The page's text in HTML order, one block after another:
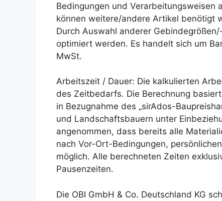
Bedingungen und Verarbeitungsweisen
können weitere/andere Artikel benötigt
Durch Auswahl anderer
optimiert werden. Es handelt sich um
MwSt.
Arbeitszeit / Dauer: Die kalkulierten
des Zeitbedarfs. Die Berechnung
in Bezugnahme des „sirAdos-
und Landschaftsbauern unter
angenommen, dass bereits alle
nach Vor-Ort-Bedingungen,
möglich. Alle berechneten Zeiten
Pausenzeiten.
Die OBI GmbH & Co. Deutschland KG